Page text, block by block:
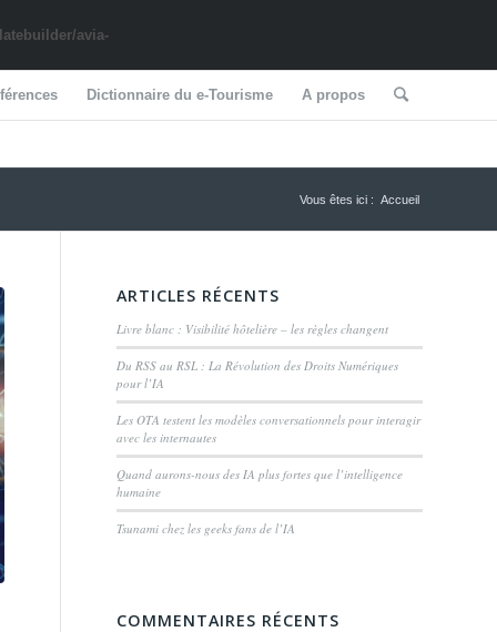
avia-
Dictionnaire du e-Tourisme A propos
Vous êtes ici : Accueil
ARTICLES RÉCENTS
Livre blanc : Visibilité hôtelière – les règles changent
Du RSS au RSL : La Révolution des Droits Numériques
pour l’IA
Les OTA testent les modèles conversationnels pour interagir
avec les internautes
Quand aurons-nous des IA plus fortes que l’intelligence
humaine
Tsunami chez les geeks fans de l’IA
COMMENTAIRES RÉCENTS